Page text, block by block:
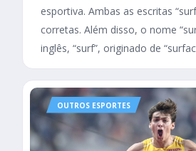
esportiva. Ambas as escritas
corretas. Além disso, o nome
inglês, “surf”, originado de
OUTROS ESPORTES